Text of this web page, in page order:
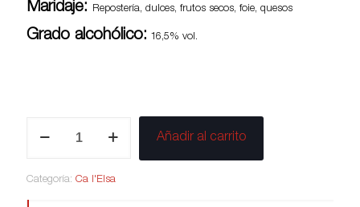
Maridaje: Repostería, dulces, frutos secos, foie, quesos
Grado alcohólico: 16,5% vol.
Naturalment
l'Elsa
cantidad
Añadir al carrito
Categoría: Ca l'Elsa